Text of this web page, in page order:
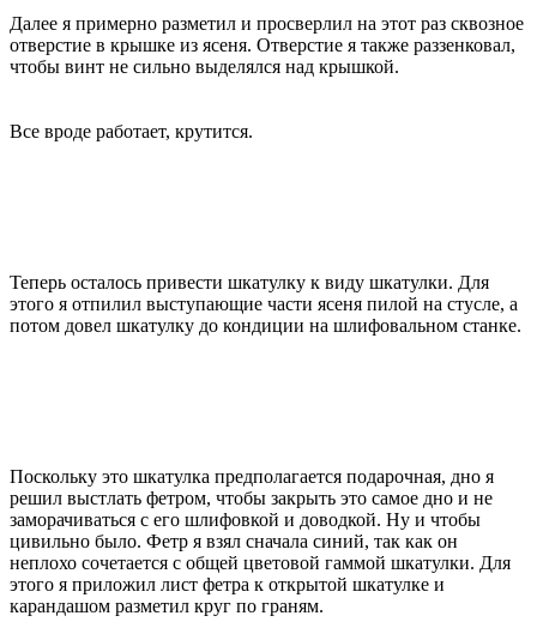
Далее я примерно разметил и просверлил на этот раз сквозное
отверстие в крышке из ясеня. Отверстие я также раззенковал,
чтобы винт не сильно выделялся над крышкой.
Все вроде работает, крутится.
Теперь осталось привести шкатулку к виду шкатулки. Для
этого я отпилил выступающие части ясеня пилой на стусле, а
потом довел шкатулку до кондиции на шлифовальном станке.
Поскольку это шкатулка предполагается подарочная, дно я
решил выстлать фетром, чтобы закрыть это самое дно и не
заморачиваться с его шлифовкой и доводкой. Ну и чтобы
цивильно было. Фетр я взял сначала синий, так как он
неплохо сочетается с общей цветовой гаммой шкатулки. Для
этого я приложил лист фетра к открытой шкатулке и
карандашом разметил круг по граням.